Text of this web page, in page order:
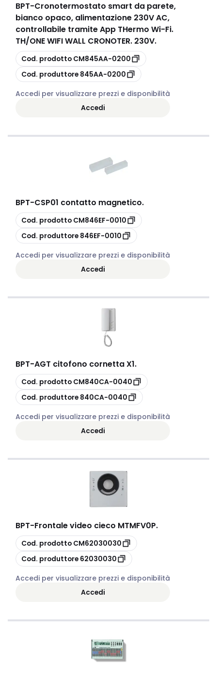
BPT-Cronotermostato smart da parete,
bianco opaco, alimentazione 230V AC,
controllabile tramite App THermo Wi-Fi.
TH/ONE WIFI WALL CRONOTER. 230V.
copia
Cod. prodotto CM845AA-0200
copia
Cod. produttore 845AA-0200
Accedi per visualizzare prezzi e disponibilità
Accedi
BPT-CSP01 contatto magnetico.
copia
Cod. prodotto CM846EF-0010
copia
Cod. produttore 846EF-0010
Accedi per visualizzare prezzi e disponibilità
Accedi
BPT-AGT citofono cornetta X1.
copia
Cod. prodotto CM840CA-0040
copia
Cod. produttore 840CA-0040
Accedi per visualizzare prezzi e disponibilità
Accedi
BPT-Frontale video cieco MTMFV0P.
copia
Cod. prodotto CM62030030
copia
Cod. produttore 62030030
Accedi per visualizzare prezzi e disponibilità
Accedi